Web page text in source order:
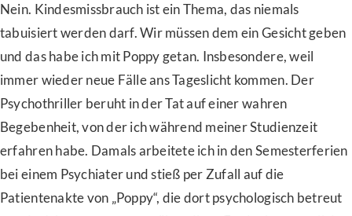
Nein. Kindesmissbrauch ist ein Thema, das niemals
tabuisiert werden darf. Wir müssen dem ein Gesicht geben
und das habe ich mit Poppy getan. Insbesondere, weil
immer wieder neue Fälle ans Tageslicht kommen. Der
Psychothriller beruht in der Tat auf einer wahren
Begebenheit, von der ich während meiner Studienzeit
erfahren habe. Damals arbeitete ich in den Semesterferien
bei einem Psychiater und stieß per Zufall auf die
Patientenakte von „Poppy“, die dort psychologisch betreut